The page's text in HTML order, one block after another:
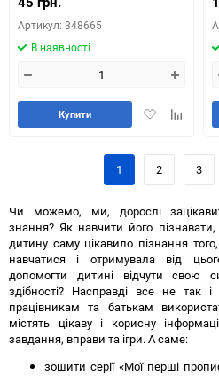
Артикул: 348665
В наявності
ДодатиДодайте
Купити
1 2 3
Чи можемо, ми, дорослі
знання? Як навчити його
дитину саму цікавило пізнання
навчатися і отримувала від
допомогти дитині відчути свою
здібності? Насправді все не так
працівникам та батькам
містять цікаву і корисну
завдання, вправи та ігри. А саме:
зошити серії «Мої перші